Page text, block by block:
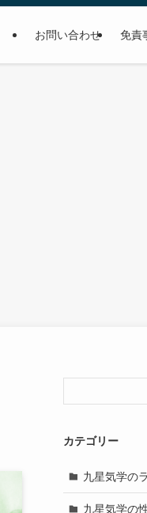
お問い合わせ 免責
カテゴリー
九星気学の
九星気学の